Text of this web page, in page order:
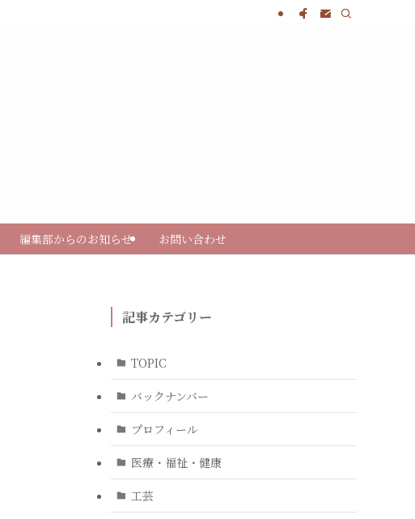
編集部からのお知らせ お問い合わせ
記事カテゴリー
TOPIC
バックナンバー
プロフィール
医療・福祉・健康
工芸